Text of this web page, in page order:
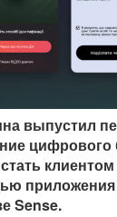
выпустил
цифрового
приложения
Sense.